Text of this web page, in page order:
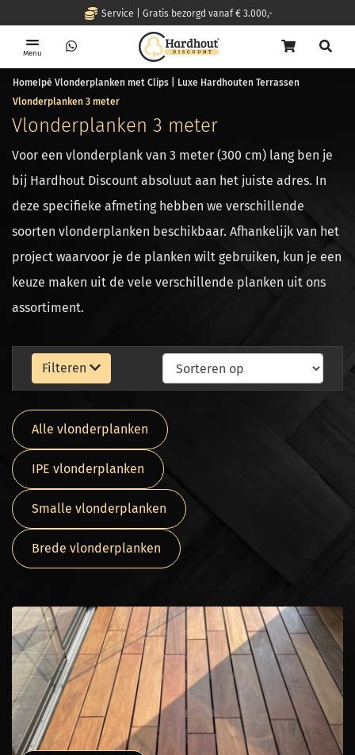
Service | Gratis bezorgd vanaf € 3.000,-
Menu
Home Ipé Vlonderplanken met Clips | Luxe Hardhouten Terrassen
Vlonderplanken 3 meter
Vlonderplanken 3 meter
Voor een vlonderplank van 3 meter (300 cm) lang ben je
bij Hardhout Discount absoluut aan het juiste adres. In
deze specifieke afmeting hebben we verschillende
soorten vlonderplanken beschikbaar. Afhankelijk van het
project waarvoor je de planken wilt gebruiken, kun je een
keuze maken uit de vele verschillende planken uit ons
assortiment.
Filteren
Alle vlonderplanken
IPE vlonderplanken
Smalle vlonderplanken
Brede vlonderplanken